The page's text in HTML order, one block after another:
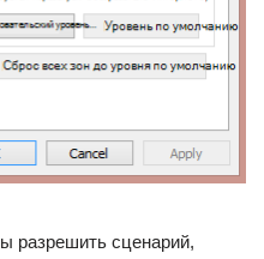
разрешить сценарий,